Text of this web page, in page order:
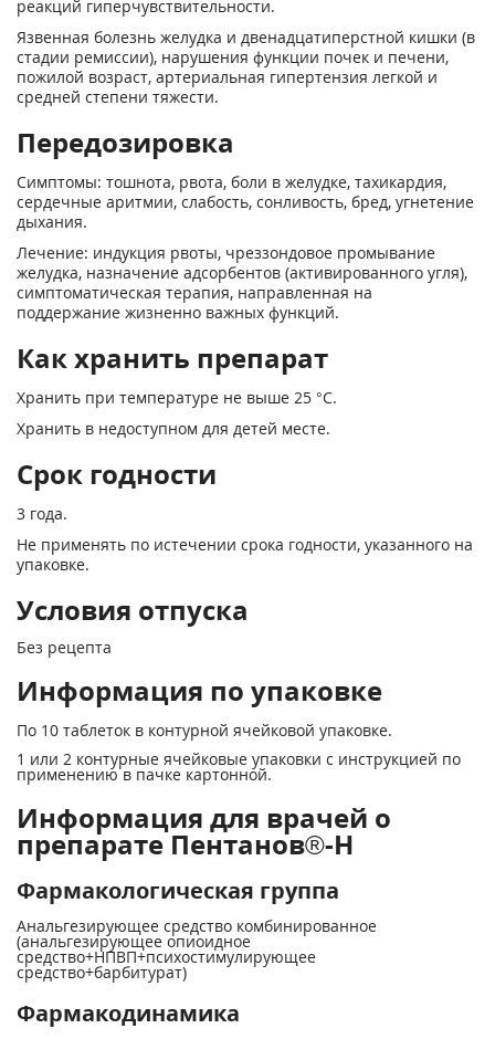
реакций гиперчувствительности.
Язвенная болезнь желудка и двенадцатиперстной кишки (в
стадии ремиссии), нарушения функции почек и печени,
пожилой возраст, артериальная гипертензия легкой и
средней степени тяжести.
Передозировка
Симптомы: тошнота, рвота, боли в желудке, тахикардия,
сердечные аритмии, слабость, сонливость, бред, угнетение
дыхания.
Лечение: индукция рвоты, чреззондовое промывание
желудка, назначение адсорбентов (активированного угля),
симптоматическая терапия, направленная на
поддержание жизненно важных функций.
Как хранить препарат
Хранить при температуре не выше 25 °С.
Хранить в недоступном для детей месте.
Срок годности
3 года.
Не применять по истечении срока годности, указанного на
упаковке.
Условия отпуска
Без рецепта
Информация по упаковке
По 10 таблеток в контурной ячейковой упаковке.
1 или 2 контурные ячейковые упаковки с инструкцией по
применению в пачке картонной.
Информация для врачей о
препарате Пентанов®-Н
Фармакологическая группа
Анальгезирующее средство комбинированное
(анальгезирующее опиоидное
средство+НПВП+психостимулирующее
средство+барбитурат)
Фармакодинамика